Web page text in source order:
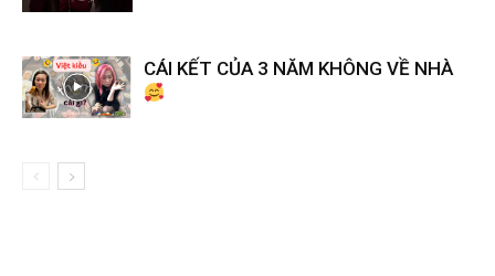
CÁI KẾT CỦA 3 NĂM KHÔNG VỀ NHÀ